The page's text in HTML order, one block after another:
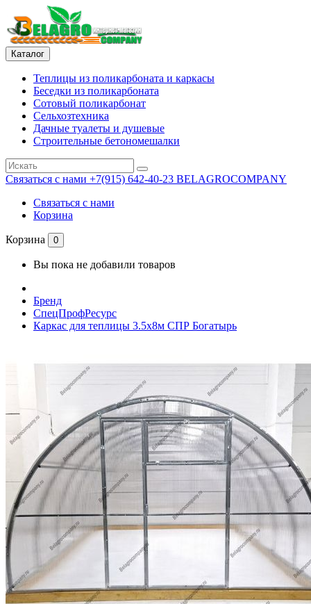
Каталог
Теплицы из поликарбоната и каркасы
Беседки из поликарбоната
Сотовый поликарбонат
Сельхозтехника
Дачные туалеты и душевые
Строительные бетономешалки
Связаться с нами +7(915) 642-40-23 BELAGROCOMPANY
Связаться с нами
Корзина
Корзина 0
Вы пока не добавили товаров
Бренд
СпецПрофРесурс
Каркас для теплицы 3.5х8м СПР Богатырь